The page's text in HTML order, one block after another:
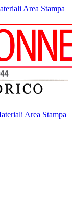
Area Stampa
Area Stampa